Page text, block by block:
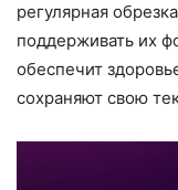
регулярная
поддерживать их
обеспечит
сохраняют свою